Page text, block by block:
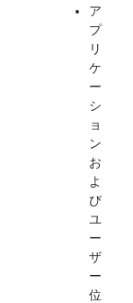
ア
プ
リ
ケ
ー
シ
ョ
ン
お
よ
び
ユ
ー
ザ
ー
位